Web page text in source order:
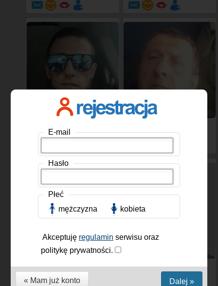
46 lat
Single, Mężczyzna, 43 lat Fucker, Mężczyzna, 24
E-mail
Hasło
Płeć
mężczyzna
kobieta
Akceptuję regulamin serwisu oraz
politykę prywatności.
« Mam już konto Dalej »